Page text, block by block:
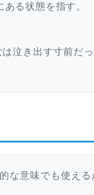
る状態を指す。
泣き出す寸前だっ
な意味でも使え